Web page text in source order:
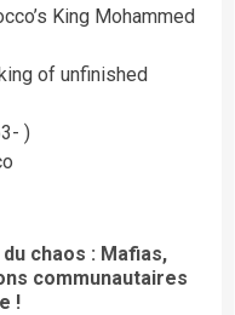
King Mohammed
of unfinished
)
chaos : Mafias,
communautaires
!